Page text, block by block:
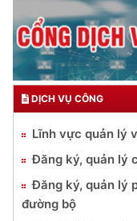
DỊCH VỤ CÔNG
Lĩnh vực quản lý
Đăng ký, quản lý
Đăng ký, quản lý
đường bộ